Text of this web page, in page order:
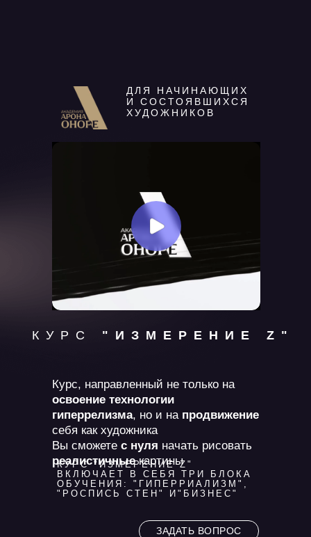
КУРС "ИЗМЕРЕНИЕ Z"
Курс, направленный не только на
освоение технологии
гиперрелизма, но и на продвижение
себя как художника
Вы сможете с нуля начать рисовать
реалистичныекартины
ЗАДАТЬ ВОПРОС
ДЛЯ НАЧИНАЮЩИХ
И СОСТОЯВШИХСЯ
ХУДОЖНИКОВ
КУРС "ИЗМЕРЕНИЕ Z"
ВКЛЮЧАЕТ В СЕБЯ ТРИ БЛОКА
ОБУЧЕНИЯ: "ГИПЕРРИАЛИЗМ",
"РОСПИСЬ СТЕН" И"БИЗНЕС"